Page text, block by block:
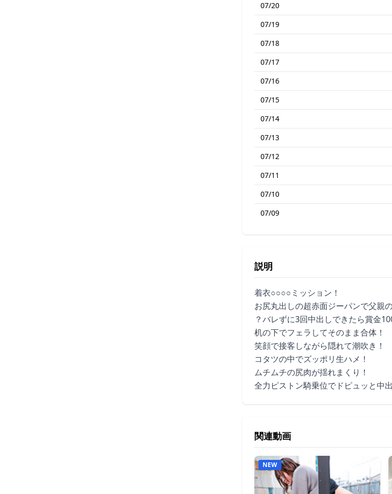
07/20
07/19
07/18
07/17
07/16
07/15
07/14
07/13
07/12
07/11
07/10
07/09
説明
着衣○○○○ミッション！
お尻丸出しの超赤面ジーパンで父親
？バレずに3回中出しできたら賞金
机の下でフェラしてそのまま合体！
笑顔で接客しながら隠れて潮吹き！
コタツの中でズッポリ生ハメ！
ムチムチの尻肉が揺れまくり！
全力ピストン騎乗位でドピュッと中
関連動画
NEW